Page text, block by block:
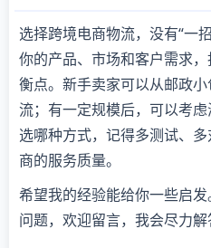
选择跨境电商物流，没有“一
你的产品、市场和客户需求
衡点。新手卖家可以从邮政
流；有一定规模后，可以考
选哪种方式，记得多测试、
商的服务质量。
希望我的经验能给你一些启
问题，欢迎留言，我会尽力解